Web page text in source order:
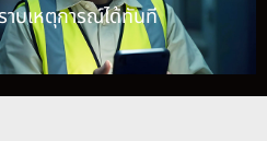
าบเหตุการณ์ได้ทันที